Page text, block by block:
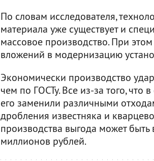
По словам исследователя,
материала уже существует и
массовое производство. При
вложений в модернизацию
Экономически производство
чем по ГОСТу. Все из-за того, что
его заменили различными
дробления известняка и
производства выгода может
миллионов рублей.